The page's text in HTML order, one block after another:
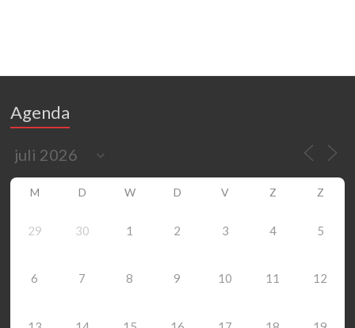
Agenda
M D W D V Z Z
29 30 1 2 3 4 5
6 7 8 9 10 11 12